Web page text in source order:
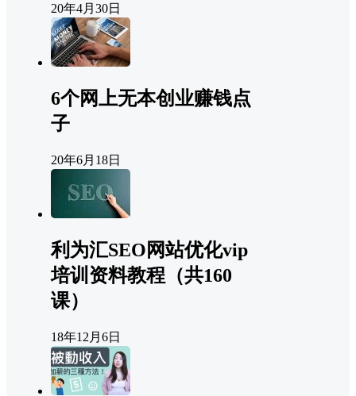
20年4月30日
6个网上无本创业赚钱点
子
20年6月18日
利为汇SEO网站优化vip
培训资料教程（共160
课）
18年12月6日